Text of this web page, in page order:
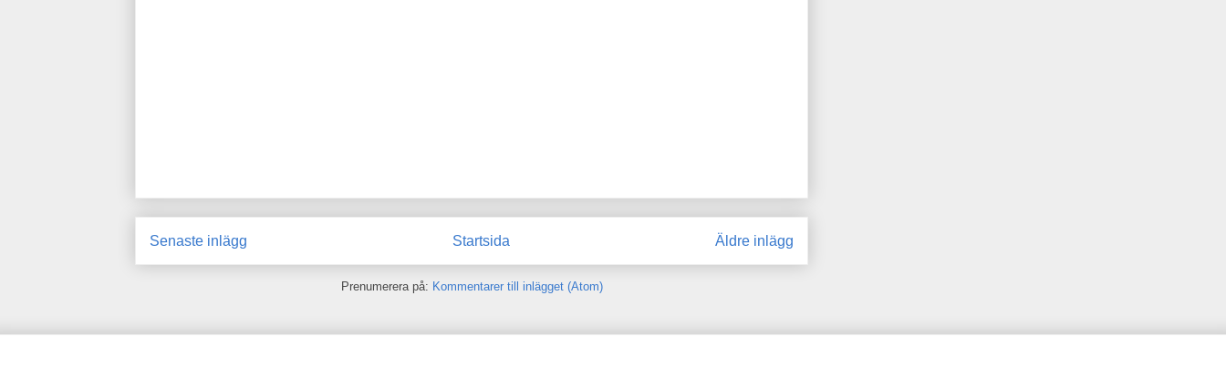
Senaste inlägg Äldre inlägg
Startsida
Prenumerera på: Kommentarer till inlägget (Atom)